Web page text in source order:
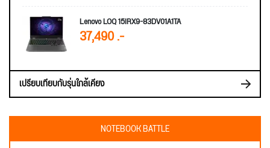
Lenovo LOQ 15IRX9-83DV01A1TA
37,490 .-
เปรียบเทียบกับรุ่นใกล้เคียง
NOTEBOOK BATTLE